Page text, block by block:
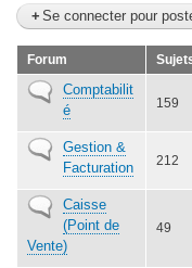
Se connecter pour
Forum
Aucun
nouveau
Comptabilit
é
159
Aucun
nouveau
Gestion &
Facturation
212
Aucun
nouveau
message
Caisse
(Point de
Vente)
49